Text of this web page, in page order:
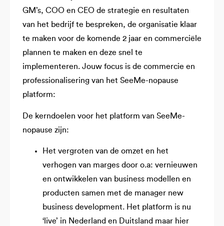
GM’s, COO en CEO de strategie en resultaten
van het bedrijf te bespreken, de organisatie klaar
te maken voor de komende 2 jaar en commerciële
plannen te maken en deze snel te
implementeren. Jouw focus is de commercie en
professionalisering van het SeeMe-nopause
platform:
De kerndoelen voor het platform van SeeMe-
nopause zijn:
Het vergroten van de omzet en het
verhogen van marges door o.a: vernieuwen
en ontwikkelen van business modellen en
producten samen met de manager new
business development. Het platform is nu
‘live’ in Nederland en Duitsland maar hier